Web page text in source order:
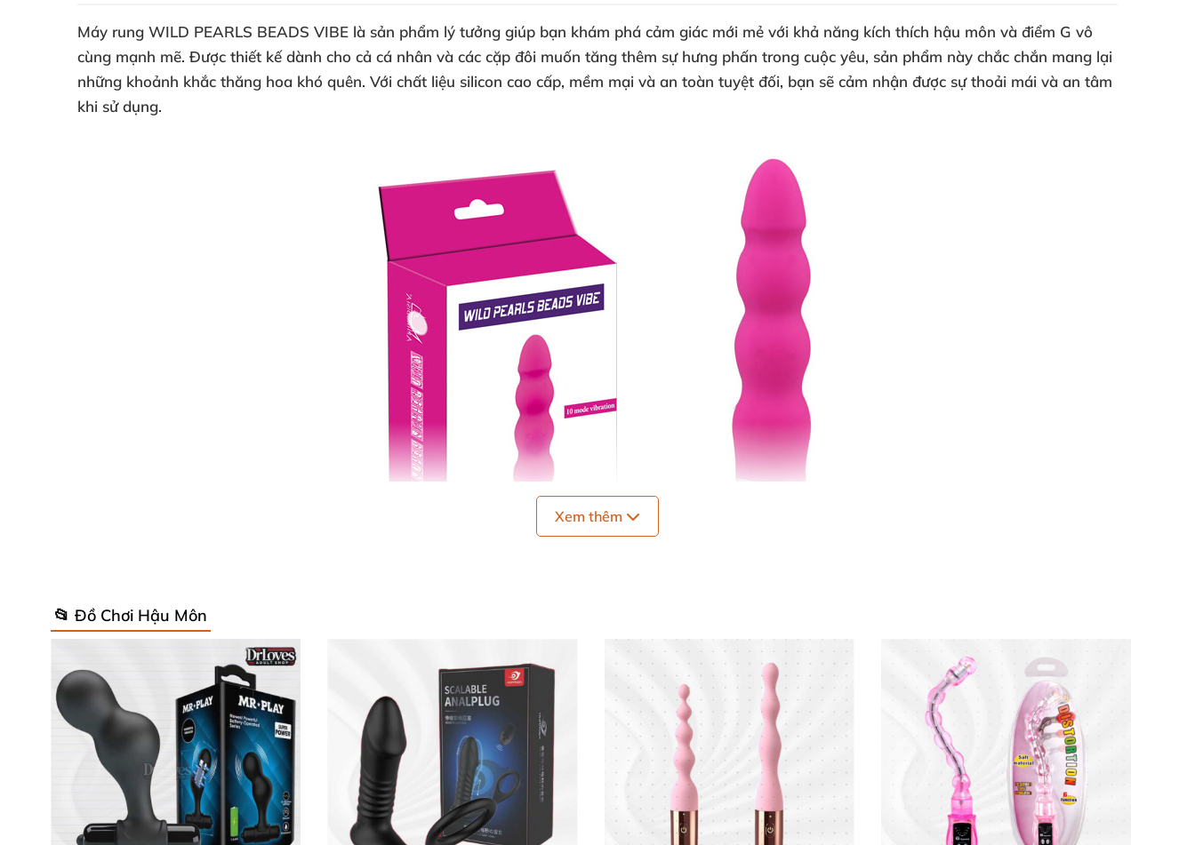
Máy rung WILD PEARLS BEADS VIBE là sản phẩm lý tưởng giúp bạn khám phá cảm giác mới mẻ với khả năng kích thích hậu môn và điểm G vô
cùng mạnh mẽ. Được thiết kế dành cho cả cá nhân và các cặp đôi muốn tăng thêm sự hưng phấn trong cuộc yêu, sản phẩm này chắc chắn mang lại
những khoảnh khắc thăng hoa khó quên. Với chất liệu silicon cao cấp, mềm mại và an toàn tuyệt đối, bạn sẽ cảm nhận được sự thoải mái và an tâm
khi sử dụng.
Máy Rung Điểm G 10 Chế Độ Kích Thích Cực Sướng Wild Pearls
Ưu Điểm Nổi Bật Với 10 Chế Độ Rung Đa Dạng 🌈
Máy trang bị lên đến 10 chế độ rung khác nhau, từ nhẹ nhàng đến mạnh mẽ, dễ dàng đưa bạn đến đỉnh điểm khoái cảm chỉ trong tích tắc. Động cơ
êm ái, không gây tiếng ồn giúp bạn thoải mái sử dụng bất cứ lúc nào. Thời lượng pin lâu dài cùng thiết kế gọn nhẹ kích thước 19cm x 3cm giúp máy
Xem thêm
📂 Đồ Chơi Hậu Môn